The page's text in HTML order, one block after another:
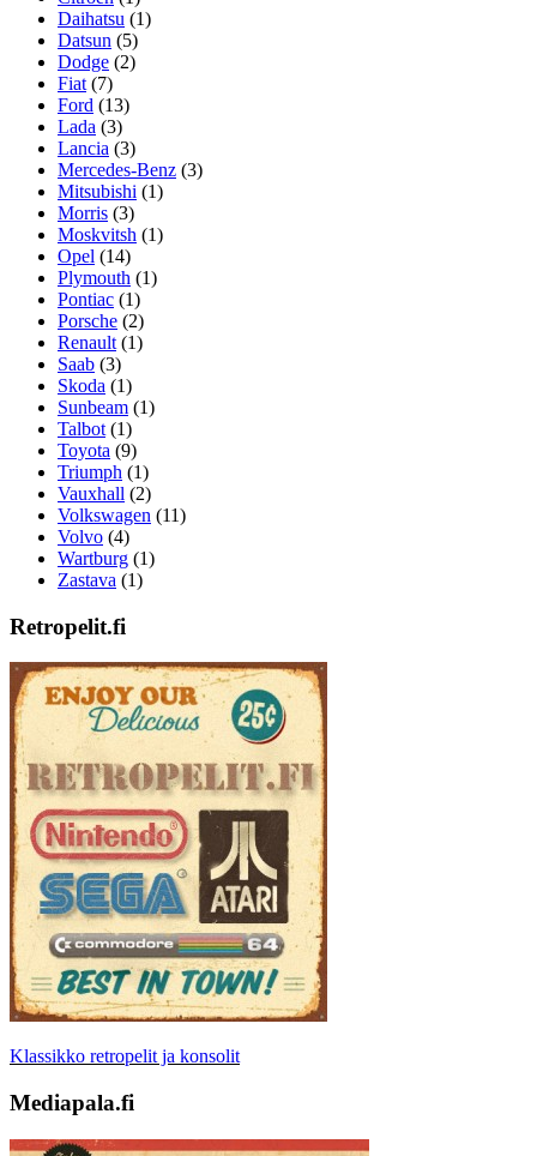
Daihatsu (1)
Datsun (5)
Dodge (2)
Fiat (7)
Ford (13)
Lada (3)
Lancia (3)
Mercedes-Benz (3)
Mitsubishi (1)
Morris (3)
Moskvitsh (1)
Opel (14)
Plymouth (1)
Pontiac (1)
Porsche (2)
Renault (1)
Saab (3)
Skoda (1)
Sunbeam (1)
Talbot (1)
Toyota (9)
Triumph (1)
Vauxhall (2)
Volkswagen (11)
Volvo (4)
Wartburg (1)
Zastava (1)
Retropelit.fi
Klassikko retropelit ja konsolit
Mediapala.fi